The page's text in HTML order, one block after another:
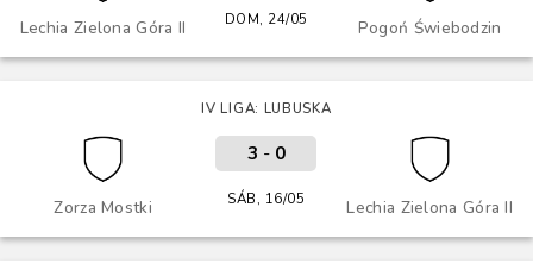
Lechia Zielona Góra II Pogoń Świebodzin
DOM, 24/05
IV LIGA: LUBUSKA
Zorza Mostki Lechia Zielona Góra II
3 - 0
SÁB, 16/05